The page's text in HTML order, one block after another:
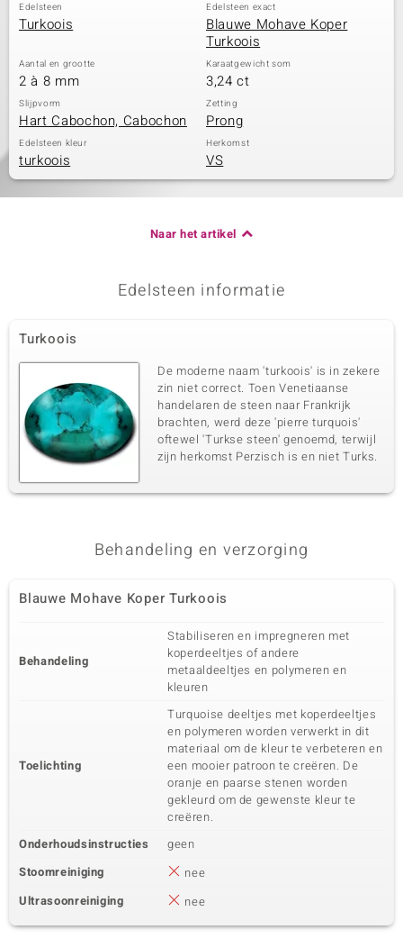
Edelsteen
Turkoois
Edelsteen exact
Blauwe Mohave Koper
Turkoois
Aantal en grootte
2 à 8 mm
Karaatgewicht som
3,24 ct
Slijpvorm
Hart Cabochon, Cabochon
Zetting
Prong
Edelsteen kleur
turkoois
Herkomst
VS
Naar het artikel
Edelsteen informatie
Turkoois
De moderne naam 'turkoois' is in zekere
zin niet correct. Toen Venetiaanse
handelaren de steen naar Frankrijk
brachten, werd deze 'pierre turquois'
oftewel 'Turkse steen' genoemd, terwijl
zijn herkomst Perzisch is en niet Turks.
Behandeling en verzorging
Blauwe Mohave Koper Turkoois
Behandeling
Stabiliseren en impregneren met
koperdeeltjes of andere
metaaldeeltjes en polymeren en
kleuren
Toelichting
Turquoise deeltjes met koperdeeltjes
en polymeren worden verwerkt in dit
materiaal om de kleur te verbeteren en
een mooier patroon te creëren. De
oranje en paarse stenen worden
gekleurd om de gewenste kleur te
creëren.
Onderhoudsinstructies
geen
Stoomreiniging
nee
Ultrasoonreiniging
nee